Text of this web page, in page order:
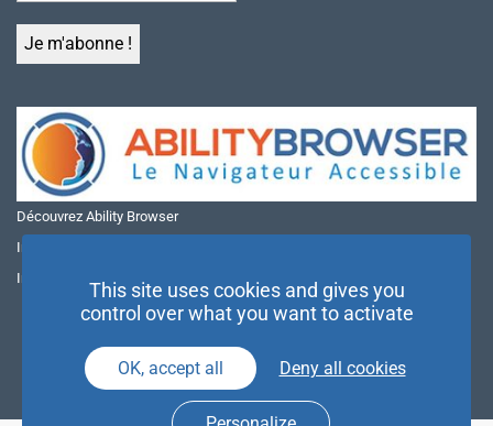
Découvrez Ability Browser
Installer Ability Browser sur Windows
Installer Ability Browser sur Mac
This site uses cookies and gives you
control over what you want to activate
OK, accept all Deny all cookies